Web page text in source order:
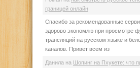
границей онлайн
Спасибо за рекомендованные
здорово экономлю при просмотре
трансляций на русском языке и
каналов. Привет всем из
Данила на Шопинг на Пхукете: что